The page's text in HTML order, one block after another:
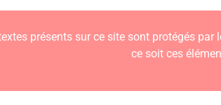
présents sur ce site sont protégés
ce soit ces